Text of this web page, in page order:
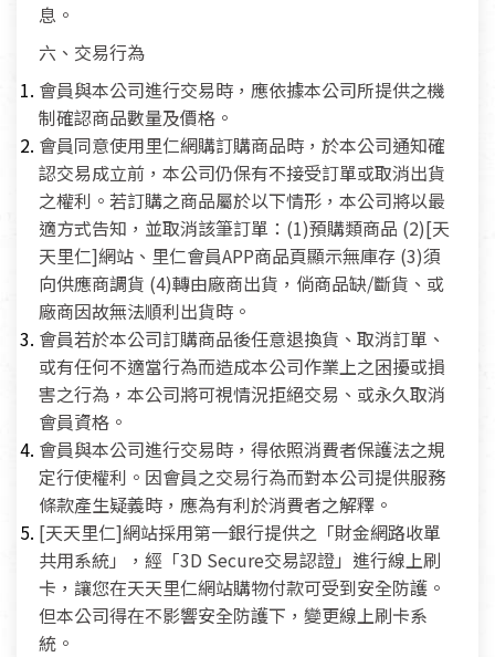
息。
六、交易行為
會員與本公司進行交易時，應依據本公司所提供之機
制確認商品數量及價格。
會員同意使用里仁網購訂購商品時，於本公司通知確
認交易成立前，本公司仍保有不接受訂單或取消出貨
之權利。若訂購之商品屬於以下情形，本公司將以最
適方式告知，並取消該筆訂單：(1)預購類商品 (2)[天
天里仁]網站、里仁會員APP商品頁顯示無庫存 (3)須
向供應商調貨 (4)轉由廠商出貨，倘商品缺/斷貨、或
廠商因故無法順利出貨時。
會員若於本公司訂購商品後任意退換貨、取消訂單、
或有任何不適當行為而造成本公司作業上之困擾或損
害之行為，本公司將可視情況拒絕交易、或永久取消
會員資格。
會員與本公司進行交易時，得依照消費者保護法之規
定行使權利。因會員之交易行為而對本公司提供服務
條款產生疑義時，應為有利於消費者之解釋。
[天天里仁]網站採用第一銀行提供之「財金網路收單
共用系統」，經「3D Secure交易認證」進行線上刷
卡，讓您在天天里仁網站購物付款可受到安全防護。
但本公司得在不影響安全防護下，變更線上刷卡系
統。